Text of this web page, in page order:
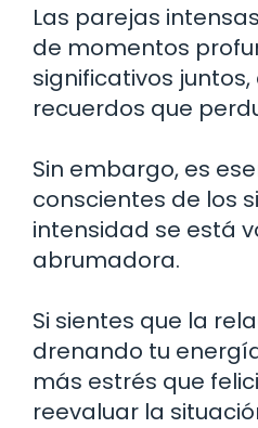
Las parejas
de momentos
significativos
recuerdos que
Sin embargo, es
conscientes de los
intensidad se está
abrumadora.
Si sientes que la
drenando tu
más estrés que
reevaluar la